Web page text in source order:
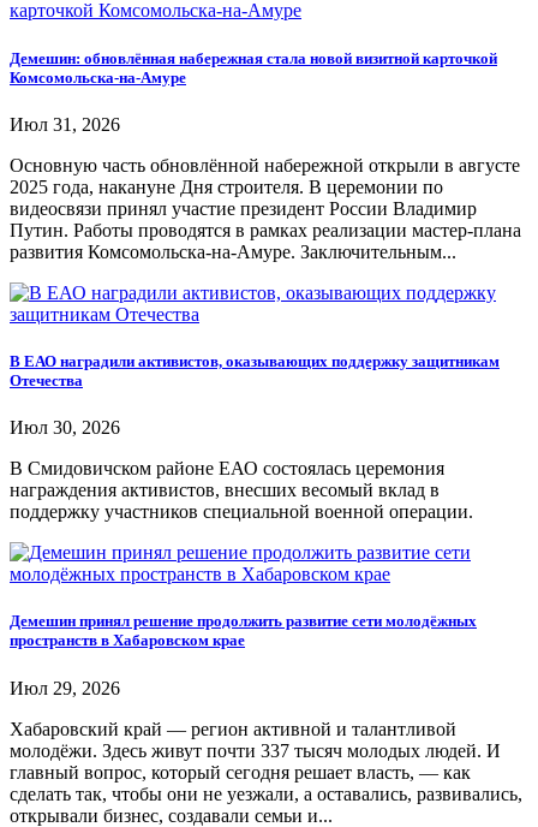
Демешин: обновлённая набережная стала новой визитной карточкой
Комсомольска-на-Амуре
Июл 31, 2026
Основную часть обновлённой набережной открыли в августе
2025 года, накануне Дня строителя. В церемонии по
видеосвязи принял участие президент России Владимир
Путин. Работы проводятся в рамках реализации мастер-плана
развития Комсомольска-на-Амуре. Заключительным...
В ЕАО наградили активистов, оказывающих поддержку защитникам
Отечества
Июл 30, 2026
В Смидовичском районе ЕАО состоялась церемония
награждения активистов, внесших весомый вклад в
поддержку участников специальной военной операции.
Демешин принял решение продолжить развитие сети молодёжных
пространств в Хабаровском крае
Июл 29, 2026
Хабаровский край — регион активной и талантливой
молодёжи. Здесь живут почти 337 тысяч молодых людей. И
главный вопрос, который сегодня решает власть, — как
сделать так, чтобы они не уезжали, а оставались, развивались,
открывали бизнес, создавали семьи и...